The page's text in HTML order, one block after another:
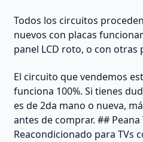
Todos los circuitos
nuevos con placas
panel LCD roto, o con otras
El circuito que vendemos
funciona 100%. Si tienes
es de 2da mano o nueva,
antes de comprar. ## Peana
Reacondicionado para TVs